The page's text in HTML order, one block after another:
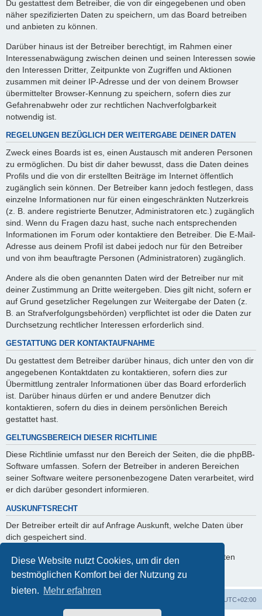
Diese Website nutzt Cookies, um dir den
bestmöglichen Komfort bei der Nutzung zu
bieten. Mehr erfahren
Du gestattest dem Betreiber, die von dir eingegebenen und oben
näher spezifizierten Daten zu speichern, um das Board betreiben
und anbieten zu können.
Darüber hinaus ist der Betreiber berechtigt, im Rahmen einer
Interessenabwägung zwischen deinen und seinen Interessen sowie
den Interessen Dritter, Zeitpunkte von Zugriffen und Aktionen
zusammen mit deiner IP-Adresse und der von deinem Browser
übermittelter Browser-Kennung zu speichern, sofern dies zur
Gefahrenabwehr oder zur rechtlichen Nachverfolgbarkeit
notwendig ist.
REGELUNGEN BEZÜGLICH DER WEITERGABE DEINER DATEN
Zweck eines Boards ist es, einen Austausch mit anderen Personen
zu ermöglichen. Du bist dir daher bewusst, dass die Daten deines
Profils und die von dir erstellten Beiträge im Internet öffentlich
zugänglich sein können. Der Betreiber kann jedoch festlegen, dass
einzelne Informationen nur für einen eingeschränkten Nutzerkreis
(z. B. andere registrierte Benutzer, Administratoren etc.) zugänglich
sind. Wenn du Fragen dazu hast, suche nach entsprechenden
Informationen im Forum oder kontaktiere den Betreiber. Die E-Mail-
Adresse aus deinem Profil ist dabei jedoch nur für den Betreiber
und von ihm beauftragte Personen (Administratoren) zugänglich.
Andere als die oben genannten Daten wird der Betreiber nur mit
deiner Zustimmung an Dritte weitergeben. Dies gilt nicht, sofern er
auf Grund gesetzlicher Regelungen zur Weitergabe der Daten (z.
B. an Strafverfolgungsbehörden) verpflichtet ist oder die Daten zur
Durchsetzung rechtlicher Interessen erforderlich sind.
GESTATTUNG DER KONTAKTAUFNAHME
Du gestattest dem Betreiber darüber hinaus, dich unter den von dir
angegebenen Kontaktdaten zu kontaktieren, sofern dies zur
Übermittlung zentraler Informationen über das Board erforderlich
ist. Darüber hinaus dürfen er und andere Benutzer dich
kontaktieren, sofern du dies in deinem persönlichen Bereich
gestattet hast.
GELTUNGSBEREICH DIESER RICHTLINIE
Diese Richtlinie umfasst nur den Bereich der Seiten, die die phpBB-
Software umfassen. Sofern der Betreiber in anderen Bereichen
seiner Software weitere personenbezogene Daten verarbeitet, wird
er dich darüber gesondert informieren.
AUSKUNFTSRECHT
Der Betreiber erteilt dir auf Anfrage Auskunft, welche Daten über
dich gespeichert sind.
Du kannst jederzeit die Löschung bzw. Sperrung deiner Daten
verlangen. Kontaktiere hierzu bitte den Betreiber.
UTC+02:00